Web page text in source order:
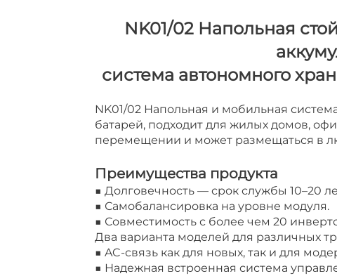
NK01/02 Напольная
система автономного
NK01/02 Напольная и мобильная
батарей, подходит для жилых домов,
перемещении и может размещаться в
Преимущества продукта
■ Долговечность — срок службы 10–20
■ Самобалансировка на уровне модуля.
■ Совместимость с более чем 20
Два варианта моделей для различных
■ AC-связь как для новых, так и для
■ Надежная встроенная система